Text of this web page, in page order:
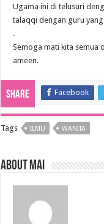
Ugama ini di telusuri
talaqqi dengan guru
.
Semoga mati kita semua
ameen.
Share Facebook
Tags ILMU WANITA
About mai